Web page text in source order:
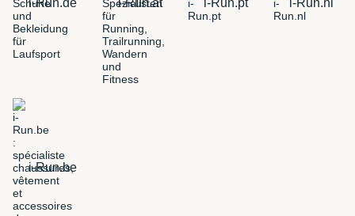
i-Run.de i-Run.at i-Run.pt i-Run.nl
i-Run.be